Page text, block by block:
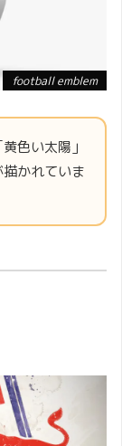
football emblem
色い太陽」
かれていま